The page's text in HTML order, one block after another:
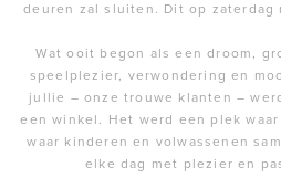
deuren zal sluiten. Dit op zaterdag
Wat ooit begon als een droom,
speelplezier, verwondering en
jullie – onze trouwe klanten –
een winkel. Het werd een plek
waar kinderen en volwassenen
elke dag met plezier en